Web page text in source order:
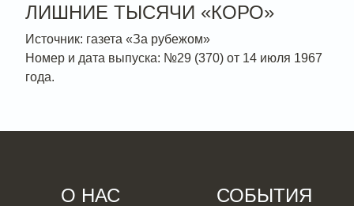
ЛИШНИЕ ТЫСЯЧИ «КОРО»
Источник: газета «За рубежом»
Номер и дата выпуска: №29 (370) от 14 июля 1967
года.
О НАС
СОБЫТИЯ